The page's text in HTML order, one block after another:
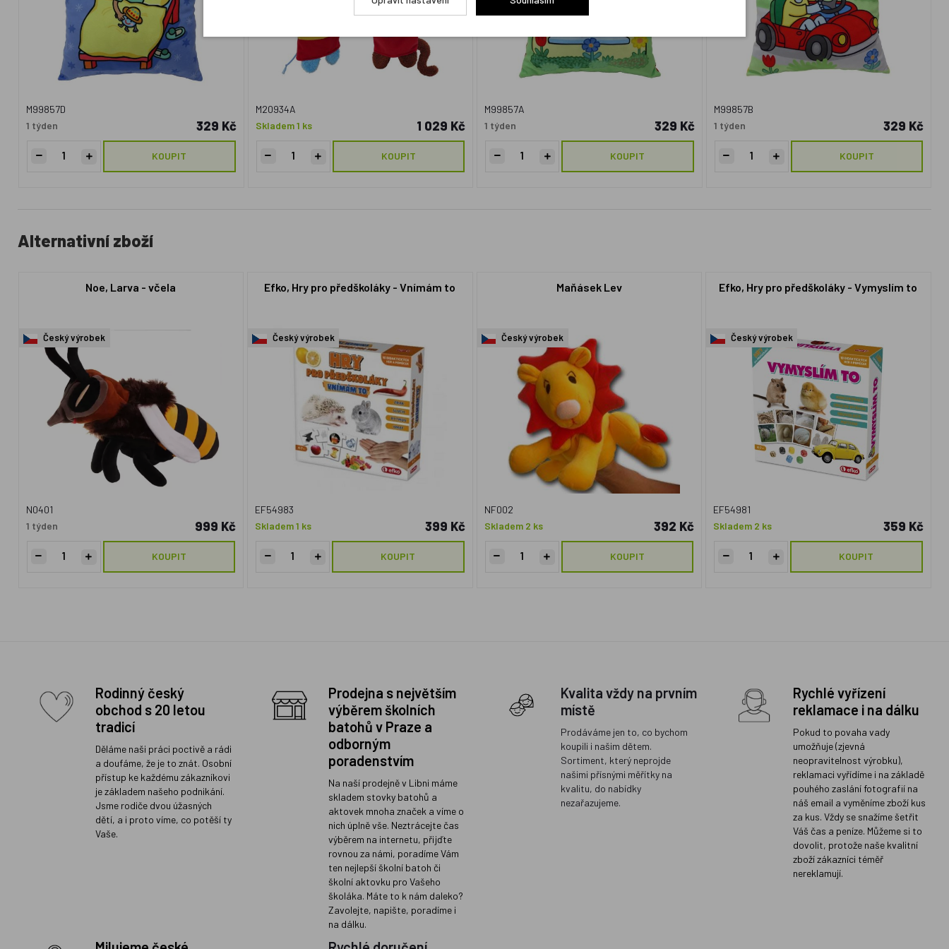
M99857D
1 týden
329 Kč
KOUPIT
M20934A
Skladem 1 ks
1 029 Kč
KOUPIT
M99857A
1 týden
329 Kč
KOUPIT
M99857B
1 týden
329 Kč
KOUPIT
Alternativní zboží
Noe, Larva - včela
Český výrobek
N0401
1 týden
999 Kč
KOUPIT
Efko, Hry pro předškoláky - Vnímám to
Český výrobek
EF54983
Skladem 1 ks
399 Kč
KOUPIT
Maňásek Lev
Český výrobek
NF002
Skladem 2 ks
392 Kč
KOUPIT
Efko, Hry pro předškoláky - Vymyslím to
Český výrobek
EF54981
Skladem 2 ks
359 Kč
KOUPIT
Rodinný český
obchod s 20 letou
tradicí
Děláme naši práci poctivě a rádi
a doufáme, že je to znát. Osobní
přístup ke každému zákazníkovi
je základem našeho podnikání.
Jsme rodiče dvou úžasných
dětí, a i proto víme, co potěší ty
Vaše.
Prodejna s největším
výběrem školních
batohů v Praze a
odborným
poradenstvím
Na naší prodejně v Libni máme
skladem stovky batohů a
aktovek mnoha značek a víme o
nich úplně vše. Neztrácejte čas
výběrem na internetu, přijďte
rovnou za námi, poradíme Vám
ten nejlepší školní batoh či
školní aktovku pro Vašeho
školáka. Máte to k nám daleko?
Zavolejte, napište, poradíme i
na dálku.
Kvalita vždy na prvním
místě
Prodáváme jen to, co bychom
koupili i našim dětem.
Sortiment, který neprojde
našimi přísnými měřítky na
kvalitu, do nabídky
nezařazujeme.
Rychlé vyřízení
reklamace i na dálku
Pokud to povaha vady
umožňuje (zjevná
neopravitelnost výrobku),
reklamaci vyřídíme i na základě
pouhého zaslání fotografií na
náš email a vyměníme zboží kus
za kus. Vždy se snažíme šetřit
Váš čas a peníze. Můžeme si to
dovolit, protože naše kvalitní
zboží zákazníci téměř
nereklamují.